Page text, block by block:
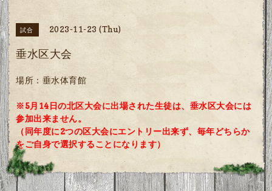
試合 2023-11-23 (Thu)
垂水区大会
場所：垂水体育館
※5月14日の北区大会に出場された生徒は、垂水区大会には
参加出来ません。
（同年度に2つの区大会にエントリー出来ず、毎年どちらか
をご自身で選択することになります）